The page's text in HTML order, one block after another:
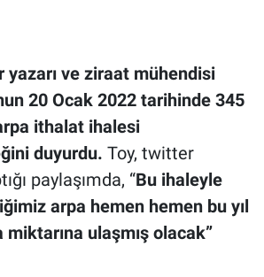
yazarı ve ziraat mühendisi
20 Ocak 2022 tarihinde 345
ithalat ihalesi
duyurdu. Toy, twitter
paylaşımda, “Bu ihaleyle
arpa hemen hemen bu yıl
ulaşmış olacak”